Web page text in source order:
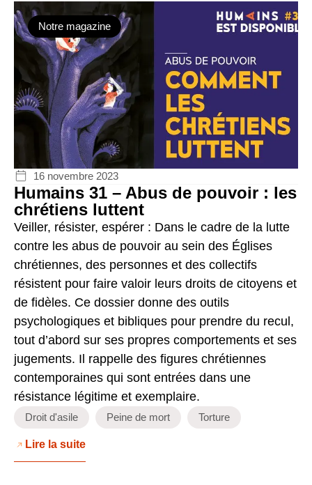
Notre magazine
16 novembre 2023
Humains 31 – Abus de pouvoir : les
chrétiens luttent
Veiller, résister, espérer : Dans le cadre de la lutte
contre les abus de pouvoir au sein des Églises
chrétiennes, des personnes et des collectifs
résistent pour faire valoir leurs droits de citoyens et
de fidèles. Ce dossier donne des outils
psychologiques et bibliques pour prendre du recul,
tout d’abord sur ses propres comportements et ses
jugements. Il rappelle des figures chrétiennes
contemporaines qui sont entrées dans une
résistance légitime et exemplaire.
Droit d'asile Peine de mort Torture
Lire la suite